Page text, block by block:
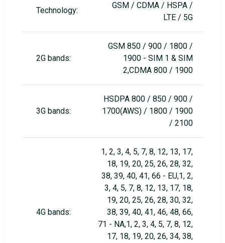
Technology:
GSM / CDMA / HSPA /
LTE / 5G
2G bands:
GSM 850 / 900 / 1800 /
1900 - SIM 1 & SIM
2,CDMA 800 / 1900
3G bands:
HSDPA 800 / 850 / 900 /
1700(AWS) / 1800 / 1900
/ 2100
4G bands:
1, 2, 3, 4, 5, 7, 8, 12, 13, 17,
18, 19, 20, 25, 26, 28, 32,
38, 39, 40, 41, 66 - EU,1, 2,
3, 4, 5, 7, 8, 12, 13, 17, 18,
19, 20, 25, 26, 28, 30, 32,
38, 39, 40, 41, 46, 48, 66,
71 - NA,1, 2, 3, 4, 5, 7, 8, 12,
17, 18, 19, 20, 26, 34, 38,